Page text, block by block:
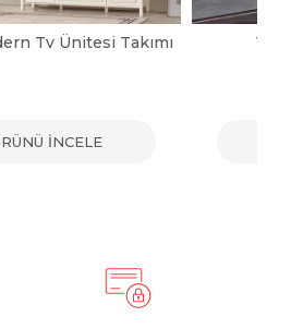
Tv Ünitesi Takımı
İNCELE